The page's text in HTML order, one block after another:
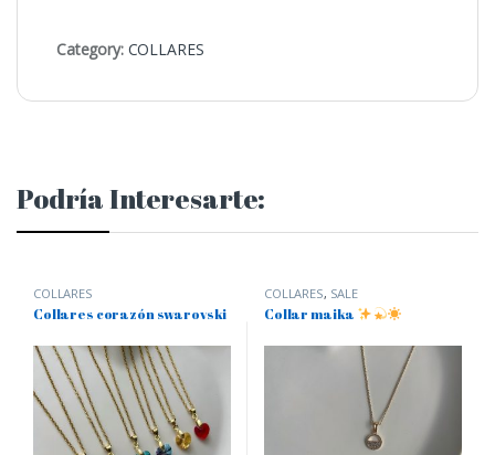
Category: COLLARES
Podría Interesarte:
COLLARES
Collares corazón swarovski
COLLARES, SALE
Collar maika